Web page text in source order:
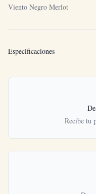
Viento Negro Merlot
Especificaciones
Recibe tu